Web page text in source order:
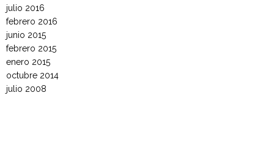
julio 2016
febrero 2016
junio 2015
febrero 2015
enero 2015
octubre 2014
julio 2008